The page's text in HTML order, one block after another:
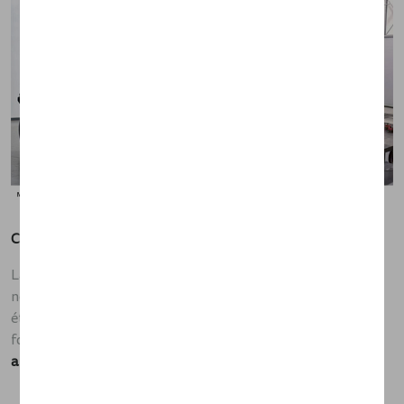
CALENDRIER DES PERSPECTIVES
La conception d'un véhicule est extrêmement difficile et
nous l'avons appris « à la dure ». C'est pourquoi nous avons
été prudents dans la communication d'un calendrier cette
fois-ci. Cela dit, nous voulons aujourd'hui vous donner
aperçu des étapes qui nous attendent